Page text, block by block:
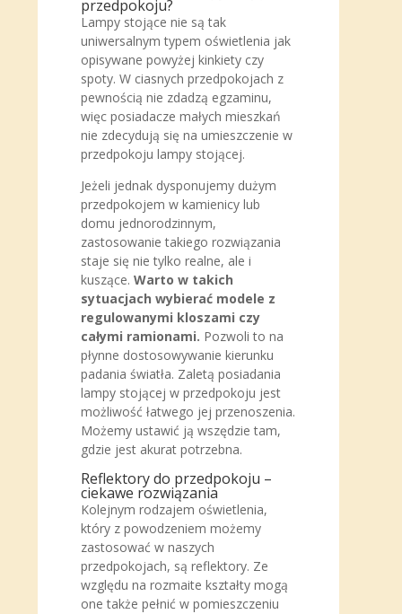
przedpokoju?
Lampy stojące nie są tak
uniwersalnym typem oświetlenia jak
opisywane powyżej kinkiety czy
spoty. W ciasnych przedpokojach z
pewnością nie zdadzą egzaminu,
więc posiadacze małych mieszkań
nie zdecydują się na umieszczenie w
przedpokoju lampy stojącej.
Jeżeli jednak dysponujemy dużym
przedpokojem w kamienicy lub
domu jednorodzinnym,
zastosowanie takiego rozwiązania
staje się nie tylko realne, ale i
kuszące. Warto w takich
sytuacjach wybierać modele z
regulowanymi kloszami czy
całymi ramionami. Pozwoli to na
płynne dostosowywanie kierunku
padania światła. Zaletą posiadania
lampy stojącej w przedpokoju jest
możliwość łatwego jej przenoszenia.
Możemy ustawić ją wszędzie tam,
gdzie jest akurat potrzebna.
Reflektory do przedpokoju –
ciekawe rozwiązania
Kolejnym rodzajem oświetlenia,
który z powodzeniem możemy
zastosować w naszych
przedpokojach, są reflektory. Ze
względu na rozmaite kształty mogą
one także pełnić w pomieszczeniu